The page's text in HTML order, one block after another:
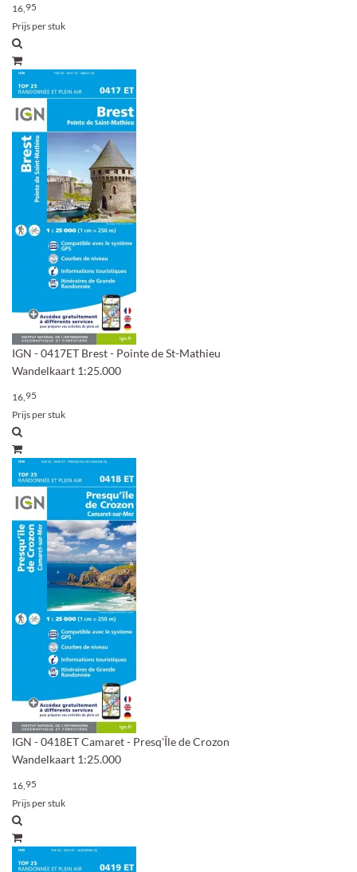
16,95
Prijs per stuk
IGN - 0417ET Brest - Pointe de St-Mathieu
Wandelkaart 1:25.000
16,95
Prijs per stuk
IGN - 0418ET Camaret - Presq'Île de Crozon
Wandelkaart 1:25.000
16,95
Prijs per stuk